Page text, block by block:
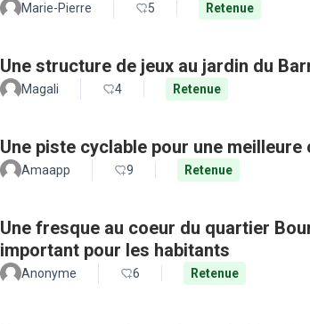
Marie-Pierre 5 Retenue
Une structure de jeux au jardin du
Magali 4 Retenue
Une piste cyclable pour une
Amaapp 9 Retenue
Une fresque au coeur du quartier
important pour les habitants
Anonyme 6 Retenue